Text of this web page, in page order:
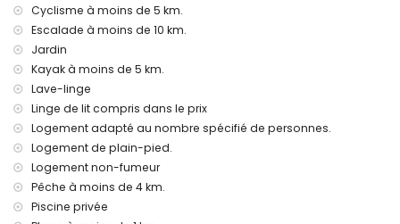
Le logement est très adapté aux familles avec enfants
Services et installations inclus dans le prix de location de la
villa
aspirateur et fer et planche à repasser
linge de lit et serviettes
service de réception et service d'urgence 24h/24
chauffage au sol et climatisation
Services et installations moyennant supplément
lit bébé/berceau (sur demande)
Cyclisme à moins de 5 km.
Escalade à moins de 10 km.
Jardin
Kayak à moins de 5 km.
Lave-linge
Linge de lit compris dans le prix
Logement adapté au nombre spécifié de personnes.
Logement de plain-pied.
Logement non-fumeur
Pêche à moins de 4 km.
Piscine privée